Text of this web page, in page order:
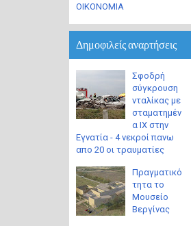
ΟΙΚΟΝΟΜΙΑ
Δημοφιλείς αναρτήσεις
Σφοδρή
σύγκρουση
νταλίκας με
σταματημέν
α ΙΧ στην
Εγνατία - 4 νεκροί πανω
απο 20 οι τραυματίες
Πραγματικό
τητα το
Μουσείο
Βεργίνας